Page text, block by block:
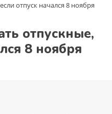
отпуск начался 8 ноября
отпускные,
8 ноября